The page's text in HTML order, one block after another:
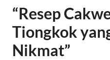
“Resep
Tiongkok
Nikmat”